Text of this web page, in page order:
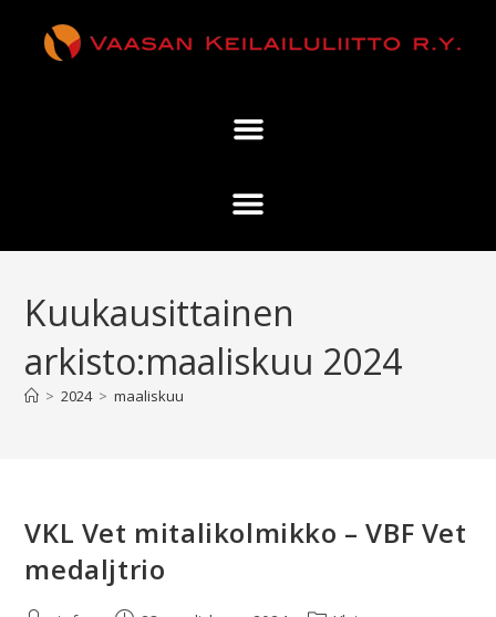
Kuukausittainen
arkisto:maaliskuu 2024
> 2024 > maaliskuu
VKL Vet mitalikolmikko – VBF Vet
medaljtrio